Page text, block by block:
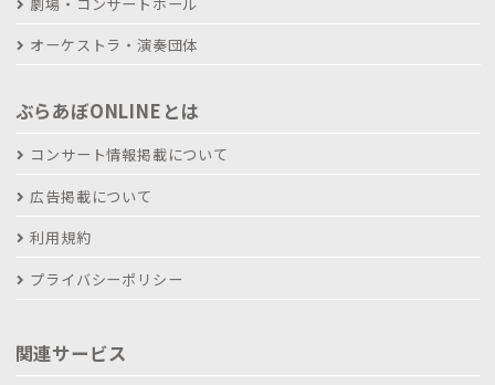
オーケストラ・演奏団体
ぶらあぼONLINEとは
コンサート情報掲載について
広告掲載について
利用規約
プライバシーポリシー
関連サービス